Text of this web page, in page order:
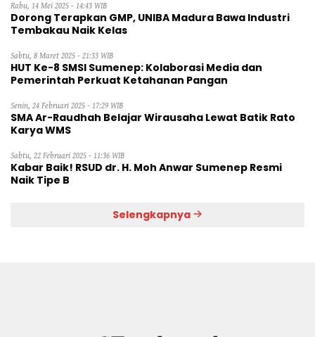
Rabu, 14 Mei 2025 - 14:43 WIB
Dorong Terapkan GMP, UNIBA Madura Bawa Industri
Tembakau Naik Kelas
Sabtu, 8 Maret 2025 - 21:33 WIB
HUT Ke-8 SMSI Sumenep: Kolaborasi Media dan
Pemerintah Perkuat Ketahanan Pangan
Senin, 24 Februari 2025 - 17:29 WIB
SMA Ar-Raudhah Belajar Wirausaha Lewat Batik Rato
Karya WMS
Sabtu, 22 Februari 2025 - 11:36 WIB
Kabar Baik! RSUD dr. H. Moh Anwar Sumenep Resmi
Naik Tipe B
Selengkapnya